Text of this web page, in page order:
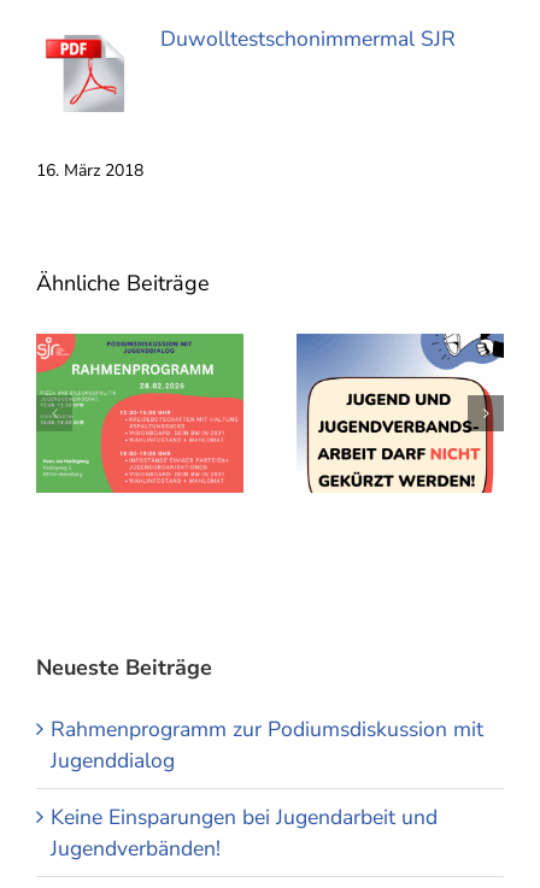
Duwolltestschonimmermal SJR
16. März 2018
Ähnliche Beiträge
Neueste Beiträge
Rahmenprogramm zur Podiumsdiskussion mit
Jugenddialog
Keine Einsparungen bei Jugendarbeit und
Jugendverbänden!